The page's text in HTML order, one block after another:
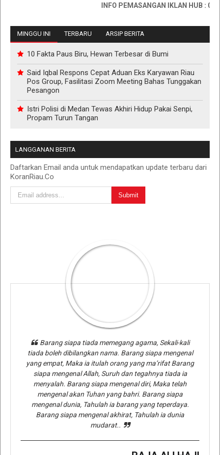
INFO PEMASANGAN IKLAN HUB :
MINGGU INI TERBARU ARSIP BERITA
10 Fakta Paus Biru, Hewan Terbesar di Bumi
Said Iqbal Respons Cepat Aduan Eks Karyawan Riau
Pos Group, Fasilitasi Zoom Meeting Bahas Tunggakan
Pesangon
Istri Polisi di Medan Tewas Akhiri Hidup Pakai Senpi,
Propam Turun Tangan
LANGGANAN BERITA
Daftarkan Email anda untuk mendapatkan update terbaru dari
KoranRiau.Co
Barang siapa tiada memegang agama, Sekali-kali
tiada boleh dibilangkan nama. Barang siapa mengenal
yang empat, Maka ia itulah orang yang ma’rifat Barang
siapa mengenal Allah, Suruh dan tegahnya tiada ia
menyalah. Barang siapa mengenal diri, Maka telah
mengenal akan Tuhan yang bahri. Barang siapa
mengenal dunia, Tahulah ia barang yang teperdaya.
Barang siapa mengenal akhirat, Tahulah ia dunia
mudarat..